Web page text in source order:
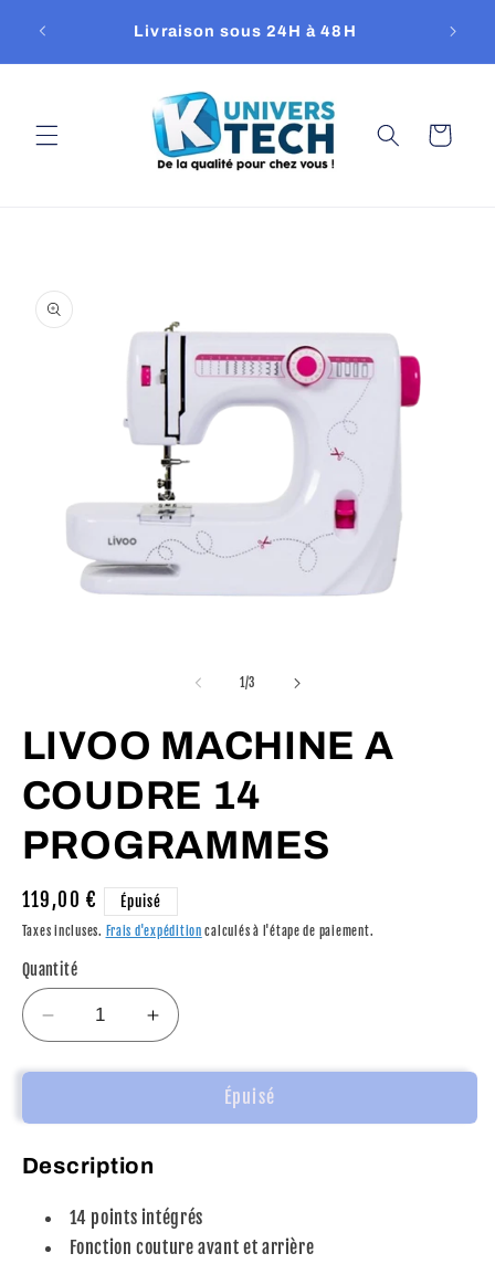
passer
contenu
Livraison sous 24H à 48H
Panier
informations
produits
fenêtre
modale
1/de
3
LIVOO MACHINE A
COUDRE 14
PROGRAMMES
Prix
habituel
119,00 € Épuisé
Taxes incluses. Frais d'expédition calculés à l'étape de paiement.
Quantité
Réduire
la
quantité
LIVOO
A
14
PROGRAMMES
Augmenter
la
quantité
LIVOO
A
14
PROGRAMMES
Épuisé
Description
14 points intégrés
Fonction couture avant et arrière